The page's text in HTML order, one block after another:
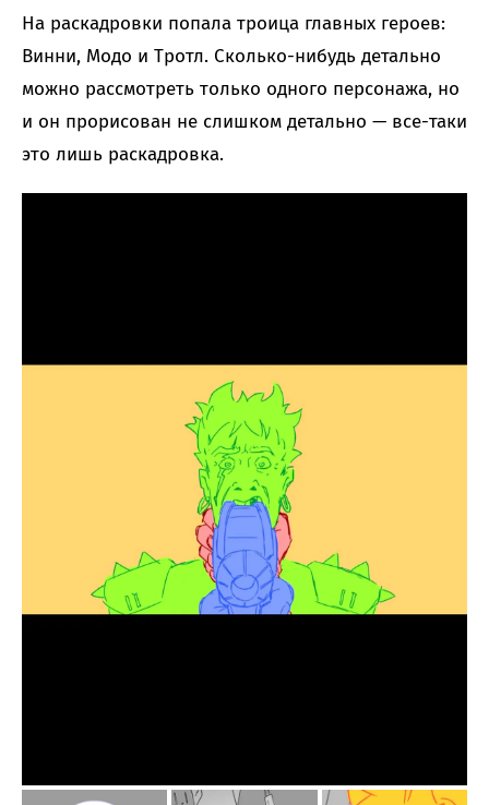
На раскадровки попала троица главных героев:
Винни, Модо и Тротл. Сколько-нибудь детально
можно рассмотреть только одного персонажа, но
и он прорисован не слишком детально — все-таки
это лишь раскадровка.